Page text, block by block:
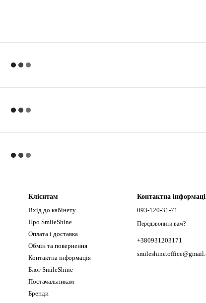
Клієнтам
Вхід до кабінету
Про SmileShine
Оплата і доставка
Обмін та повернення
Контактна інформація
Блог SmileShine
Постачальникам
Бренди
Контактна
093-120-31-71
Передзвонити вам?
+380931203171